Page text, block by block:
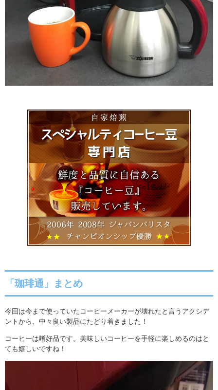
「珈琲通」まとめ
今回は今まで使っていたコーヒーメーカーが壊れたと言うアクシデ
ントから、中々良い製品にたどり着きました！
コーヒーは嗜好品です。美味しいコーヒーを手軽に楽しめるのはと
ても嬉しいですね！